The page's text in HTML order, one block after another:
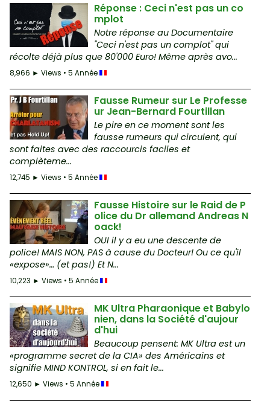
Réponse : Ceci n'est pas un co
mplot
Notre réponse au Documentaire
"Ceci n'est pas un complot" qui
récolte déjà plus que 80'000 Euro! Même après avo...
8,966 ► Views • 5 Année
Fausse Rumeur sur Le Professe
ur Jean-Bernard Fourtillan
Le pire en ce moment sont les
fausse rumeurs qui circulent, qui
sont faites avec des raccourcis faciles et
complèteme...
12,745 ► Views • 5 Année
Fausse Histoire sur le Raid de P
olice du Dr allemand Andreas N
oack!
OUI il y a eu une descente de
police! MAIS NON, PAS à cause du Docteur! Ou ce qu'il
«expose»… (et pas!) Et N...
10,223 ► Views • 5 Année
MK Ultra Pharaonique et Babylo
nien, dans la Société d'aujour
d'hui
Beaucoup pensent: MK Ultra est un
«programme secret de la CIA» des Américains et
signifie MIND KONTROL, si en fait le...
12,650 ► Views • 5 Année